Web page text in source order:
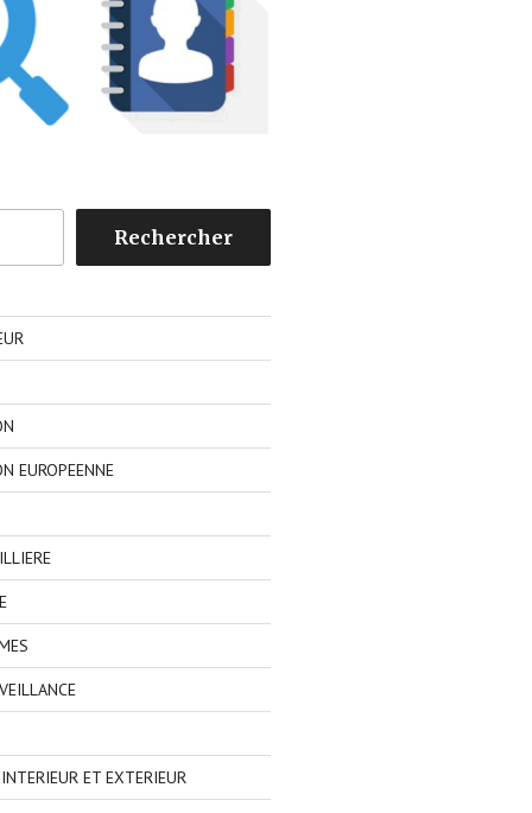
Rechercher
EUROPEENNE
ET EXTERIEUR